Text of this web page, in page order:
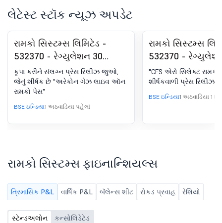
લેટેસ્ટ સ્ટૉક ન્યૂઝ અપડેટ
રામકો સિસ્ટમ્સ લિમિટેડ -
532370 - રેગ્યુલેશન 30
(LODR) હેઠળ જાહેરાત - પ્રેસ
રિલીઝ / મીડિયા રિલીઝ
કૃપા કરીને સંલગ્ન પ્રેસ રિલીઝ જુઓ,
જેનું શીર્ષક છે "અરેકોન ગેઝ લાઇવ ઑન
રામકો પેસ"
BSE ઇન્ડિયા1 અઠવાડિયા પહેલાં
રામકો સિસ્ટમ્સ
532370 -
(LODR) હેઠળ
રિલીઝ / મીડિયા
"CFS એરો સિલેક્ટ
શીર્ષકવાળી પ્રેસ રિલીઝ
BSE ઇન્ડિયા1 અઠવાડિયા 1
રામકો સિસ્ટમ્સ ફાઇનાન્શિયલ્સ
ત્રિમાસિક P&L વાર્ષિક P&L બૅલેન્સ શીટ રોકડ પ્રવાહ રેશિયો
સ્ટેન્ડઅલોન કન્સોલિડેટેડ